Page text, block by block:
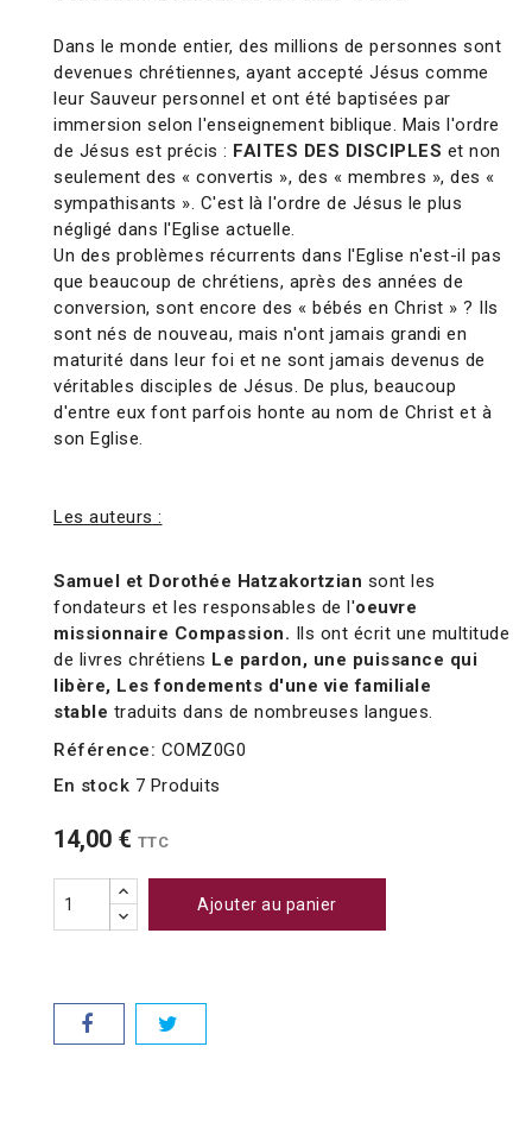
Dans le monde entier, des millions de personnes sont
devenues chrétiennes, ayant accepté Jésus comme
leur Sauveur personnel et ont été baptisées par
immersion selon l'enseignement biblique. Mais l'ordre
de Jésus est précis : FAITES DES DISCIPLES et non
seulement des « convertis », des « membres », des «
sympathisants ». C'est là l'ordre de Jésus le plus
négligé dans l'Eglise actuelle.
Un des problèmes récurrents dans l'Eglise n'est-il pas
que beaucoup de chrétiens, après des années de
conversion, sont encore des « bébés en Christ » ? Ils
sont nés de nouveau, mais n'ont jamais grandi en
maturité dans leur foi et ne sont jamais devenus de
véritables disciples de Jésus. De plus, beaucoup
d'entre eux font parfois honte au nom de Christ et à
son Eglise.
Les auteurs :
Samuel et Dorothée Hatzakortzian sont les
fondateurs et les responsables de l'oeuvre
missionnaire Compassion. Ils ont écrit une multitude
de livres chrétiens Le pardon, une puissance qui
libère, Les fondements d'une vie familiale
stable traduits dans de nombreuses langues.
Référence: COMZ0G0
En stock 7 Produits
14,00 € TTC
Ajouter au panier